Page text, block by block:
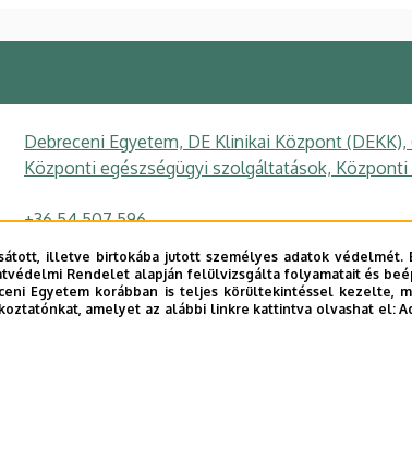
Debreceni Egyetem, DE Klinikai Központ
Központi egészségügyi szolgáltatások, Központi
+36 54 507 596
zsiga.gabor@med.unideb.hu
4100 Berettyóújfalu Orbán Balázs tér 1.
illetve birtokába jutott személyes adatok védelmét.
Rendelet alapján felülvizsgálta folyamatait és
Egyetem korábban is teljes körültekintéssel kezelte,
amelyet az alábbi linkre kattintva olvashat el: